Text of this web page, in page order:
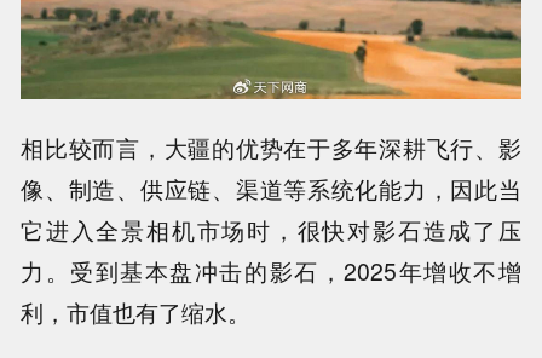
相比较而言，大疆的优势在于多年深耕飞行、影
像、制造、供应链、渠道等系统化能力，因此当
它进入全景相机市场时，很快对影石造成了压
力。受到基本盘冲击的影石，2025年增收不增
利，市值也有了缩水。